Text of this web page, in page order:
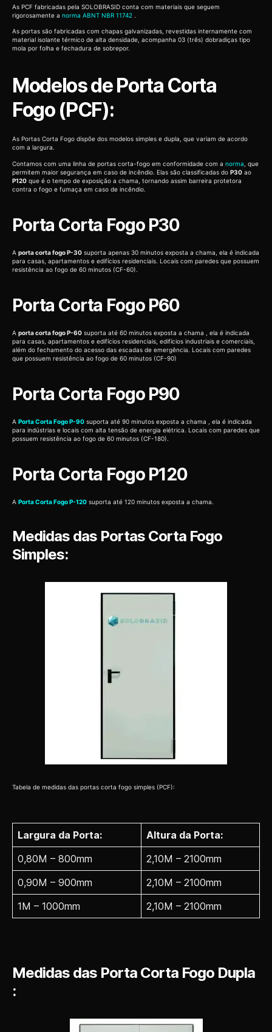
As PCF fabricadas pela SOLOBRASID conta com materiais que seguem
rigorosamente a norma ABNT NBR 11742 .
As portas são fabricadas com chapas galvanizadas, revestidas internamente com
material isolante térmico de alta densidade, acompanha 03 (três) dobradiças tipo
mola por folha e fechadura de sobrepor.
Modelos de Porta Corta
Fogo (PCF):
As Portas Corta Fogo dispõe dos modelos simples e dupla, que variam de acordo
com a largura.
Contamos com uma linha de portas corta-fogo em conformidade com a norma , que
permitem maior segurança em caso de incêndio. Elas são classificadas do P30 ao
P120 que é o tempo de exposição a chama, tornando assim barreira protetora
contra o fogo e fumaça em caso de incêndio.
Porta Corta Fogo P30
A porta corta fogo P-30 suporta apenas 30 minutos exposta a chama, ela é indicada
para casas, apartamentos e edifícios residenciais. Locais com paredes que possuem
resistência ao fogo de 60 minutos (CF-60).
Porta Corta Fogo P60
A porta corta fogo P-60 suporta até 60 minutos exposta a chama , ela é indicada
para casas, apartamentos e edifícios residenciais, edifícios industriais e comerciais,
além do fechamento do acesso das escadas de emergência. Locais com paredes
que possuem resistência ao fogo de 60 minutos (CF-90)
Porta Corta Fogo P90
A Porta Corta Fogo P-90 suporta até 90 minutos exposta a chama , ela é indicada
para indústrias e locais com alta tensão de energia elétrica. Locais com paredes que
possuem resistência ao fogo de 60 minutos (CF-180).
Porta Corta Fogo P120
A Porta Corta Fogo P-120 suporta até 120 minutos exposta a chama.
Medidas das Portas Corta Fogo
Simples:
Tabela de medidas das portas corta fogo simples (PCF):
Largura da Porta:
Altura da Porta:
0,80M – 800mm
2,10M – 2100mm
0,90M – 900mm
2,10M – 2100mm
1M – 1000mm
2,10M – 2100mm
Medidas das Porta Corta Fogo Dupla
: